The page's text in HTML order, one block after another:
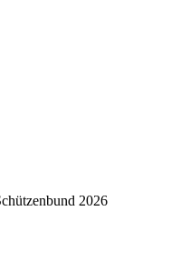
2026